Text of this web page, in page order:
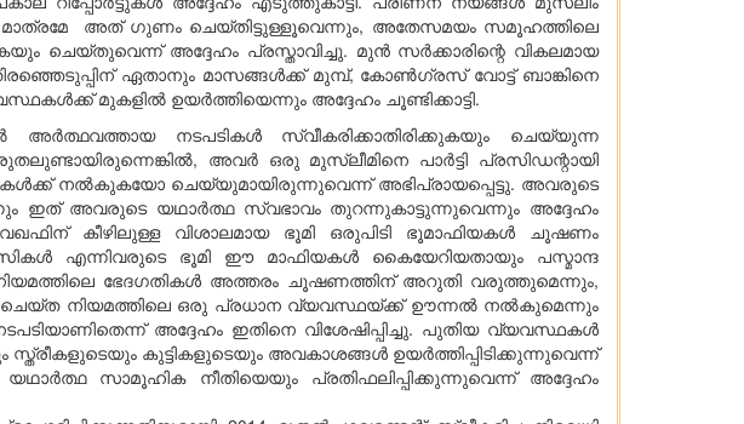
അത് ഗുണം ചെയ്തിട്ടുള്ളൂവെന്നും, അതേസമയം സമൂഹത്തിലെ
ചെയ്തുവെന്ന് അദ്ദേഹം പ്രസ്താവിച്ചു. മുൻ സർക്കാരിന്റെ വികലമായ
ഏതാനും മാസങ്ങൾക്ക് മുമ്പ്, കോൺഗ്രസ് വോട്ട് ബാങ്കിനെ
മുകളിൽ ഉയർത്തിയെന്നും അദ്ദേഹം ചൂണ്ടിക്കാട്ടി.
അർത്ഥവത്തായ നടപടികൾ സ്വീകരിക്കാതിരിക്കുകയും ചെയ്യുന്ന
അവർ ഒരു മുസ്ലീമിനെ പാർട്ടി പ്രസിഡന്റായി
നൽകുകയോ ചെയ്യുമായിരുന്നുവെന്ന് അഭിപ്രായപ്പെട്ടു. അവരുടെ
ഇത് അവരുടെ യഥാർത്ഥ സ്വഭാവം തുറന്നുകാട്ടുന്നുവെന്നും അദ്ദേഹം
വഖഫിന് കീഴിലുള്ള വിശാലമായ ഭൂമി ഒരുപിടി ഭൂമാഫിയകൾ ചൂഷണം
എന്നിവരുടെ ഭൂമി ഈ മാഫിയകൾ കൈയേറിയതായും പസ്മാന്ദ
ഭേദഗതികൾ അത്തരം ചൂഷണത്തിന് അറുതി വരുത്തുമെന്നും,
ചെയ്ത നിയമത്തിലെ ഒരു പ്രധാന വ്യവസ്ഥയ്ക്ക് ഊന്നൽ നൽകുമെന്നും
അദ്ദേഹം ഇതിനെ വിശേഷിപ്പിച്ചു. പുതിയ വ്യവസ്ഥകൾ
കുട്ടികളുടെയും അവകാശങ്ങൾ ഉയർത്തിപ്പിടിക്കുന്നുവെന്ന്
സാമൂഹിക നീതിയെയും പ്രതിഫലിപ്പിക്കുന്നുവെന്ന് അദ്ദേഹം